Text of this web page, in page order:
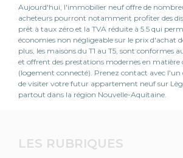
Aujourd'hui, l'immobilier neuf offre de
acheteurs pourront notamment profiter des
prêt à taux zéro et la TVA réduite à 5.5 qui
économies non négligeable sur le prix d'achat
plus, les maisons du T1 au T5, sont conformes
et offrent des prestations modernes en matière
(logement connecté). Prenez contact avec l'un
de visiter votre futur appartement neuf sur
partout dans la région Nouvelle-Aquitaine.
LES RUBRIQUES